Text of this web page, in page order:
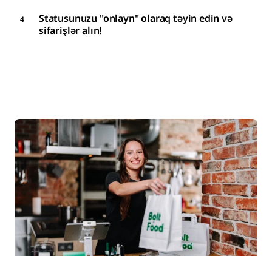
Statusunuzu "onlayn" olaraq təyin edin və
sifarişlər alın!